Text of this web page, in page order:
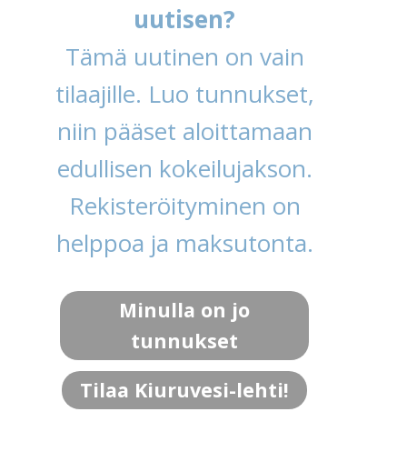
uutisen?
Tämä uutinen on vain
tilaajille. Luo tunnukset,
niin pääset aloittamaan
edullisen kokeilujakson.
Rekisteröityminen on
helppoa ja maksutonta.
Minulla on jo
tunnukset
Tilaa Kiuruvesi-lehti!